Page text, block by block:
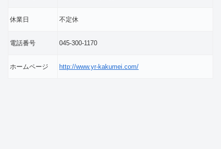
休業日 不定休
電話番号 045-300-1170
ホームページ http://www.yr-kakumei.com/